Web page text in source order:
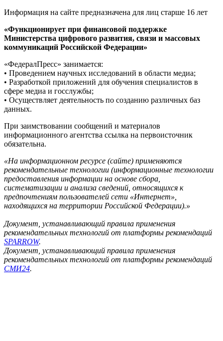
Информация на сайте предназначена для лиц старше 16 лет
«Функционирует при финансовой поддержке
Министерства цифрового развития, связи и массовых
коммуникаций Российской Федерации»
«ФедералПресс» занимается:
• Проведением научных исследований в области медиа;
• Разработкой приложений для обучения специалистов в
сфере медиа и госслужбы;
• Осуществляет деятельность по созданию различных баз
данных.
При заимствовании сообщений и материалов
информационного агентства ссылка на первоисточник
обязательна.
«На информационном ресурсе (сайте) применяются
рекомендательные технологии (информационные технологии
предоставления информации на основе сбора,
систематизации и анализа сведений, относящихся к
предпочтениям пользователей сети «Интернет»,
находящихся на территории Российской Федерации).»
Документ, устанавливающий правила применения
рекомендательных технологий от платформы рекомендаций
SPARROW.
Документ, устанавливающий правила применения
рекомендательных технологий от платформы рекомендаций
СМИ24.